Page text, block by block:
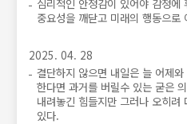
심리적인 안정감이 있어야 감정에
중요성을 깨닫고 미래의 행동으
2025. 04. 28
결단하지 않으면 내일은 늘 어제
한다면 과거를 버릴수 있는 굳은
내려놓긴 힘들지만 그러나 오히
있다.